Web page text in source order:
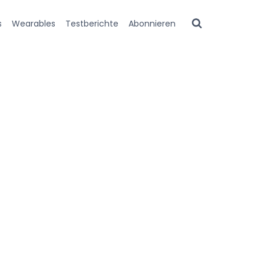
Wearables Testberichte Abonnieren